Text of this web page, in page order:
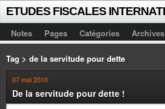
Notes Pages Catégories Archives
Tag > de la servitude pour dette
07 mai 2010
De la servitude pour dette !